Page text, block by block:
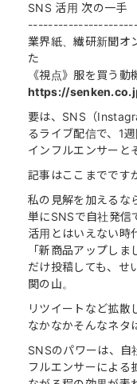
SNS 活用 次の一手
業界紙、繊研新聞オ
た
《視点》服を買う動
https://
要は、SNS（
るライブ配信で、1
インフルエンサーと
記事はここまでです
私の見解を加えるな
単にSNSで自社発信
活用とはいえない時
「新商品アップしま
だけ投稿しても、せ
関の山。
リツイートなど拡散
なかなかそんなネタ
SNSのパワーは、自
フルエンサーによる